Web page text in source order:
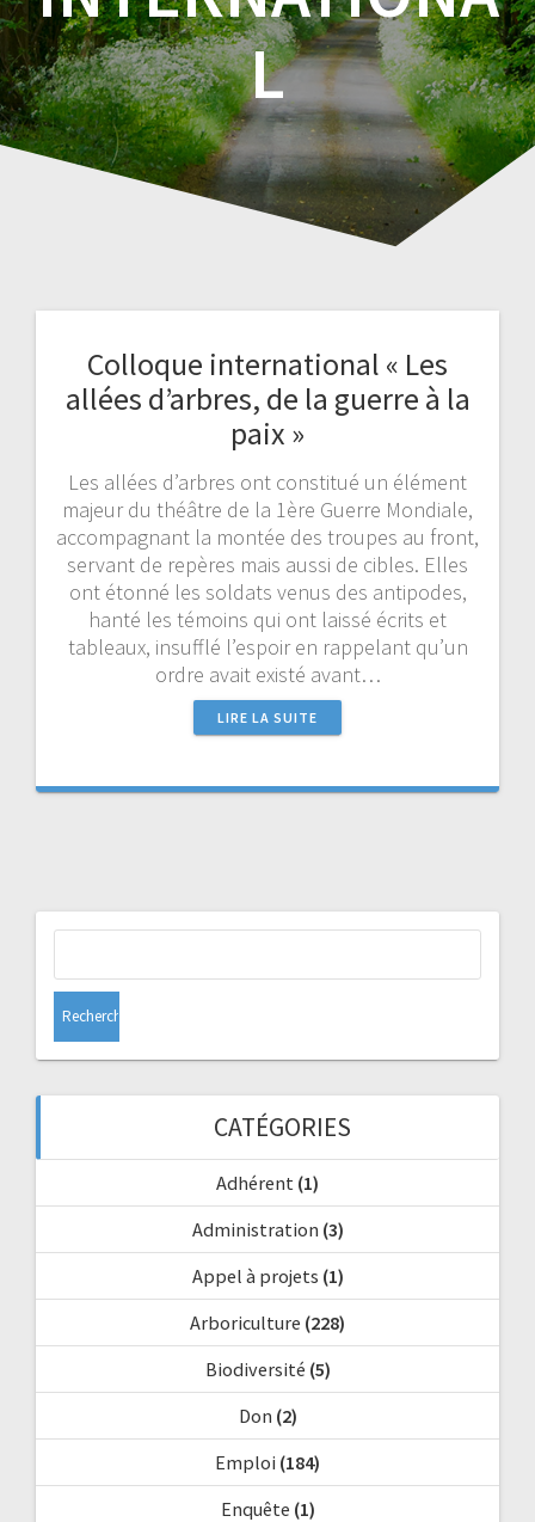
L
Colloque international « Les
allées d’arbres, de la guerre à la
paix »
Les allées d’arbres ont constitué un élément
majeur du théâtre de la 1ère Guerre Mondiale,
accompagnant la montée des troupes au front,
servant de repères mais aussi de cibles. Elles
ont étonné les soldats venus des antipodes,
hanté les témoins qui ont laissé écrits et
tableaux, insufflé l’espoir en rappelant qu’un
ordre avait existé avant…
LIRE LA SUITE
CATÉGORIES
Adhérent (1)
Administration (3)
Appel à projets (1)
Arboriculture (228)
Biodiversité (5)
Don (2)
Emploi (184)
Enquête (1)